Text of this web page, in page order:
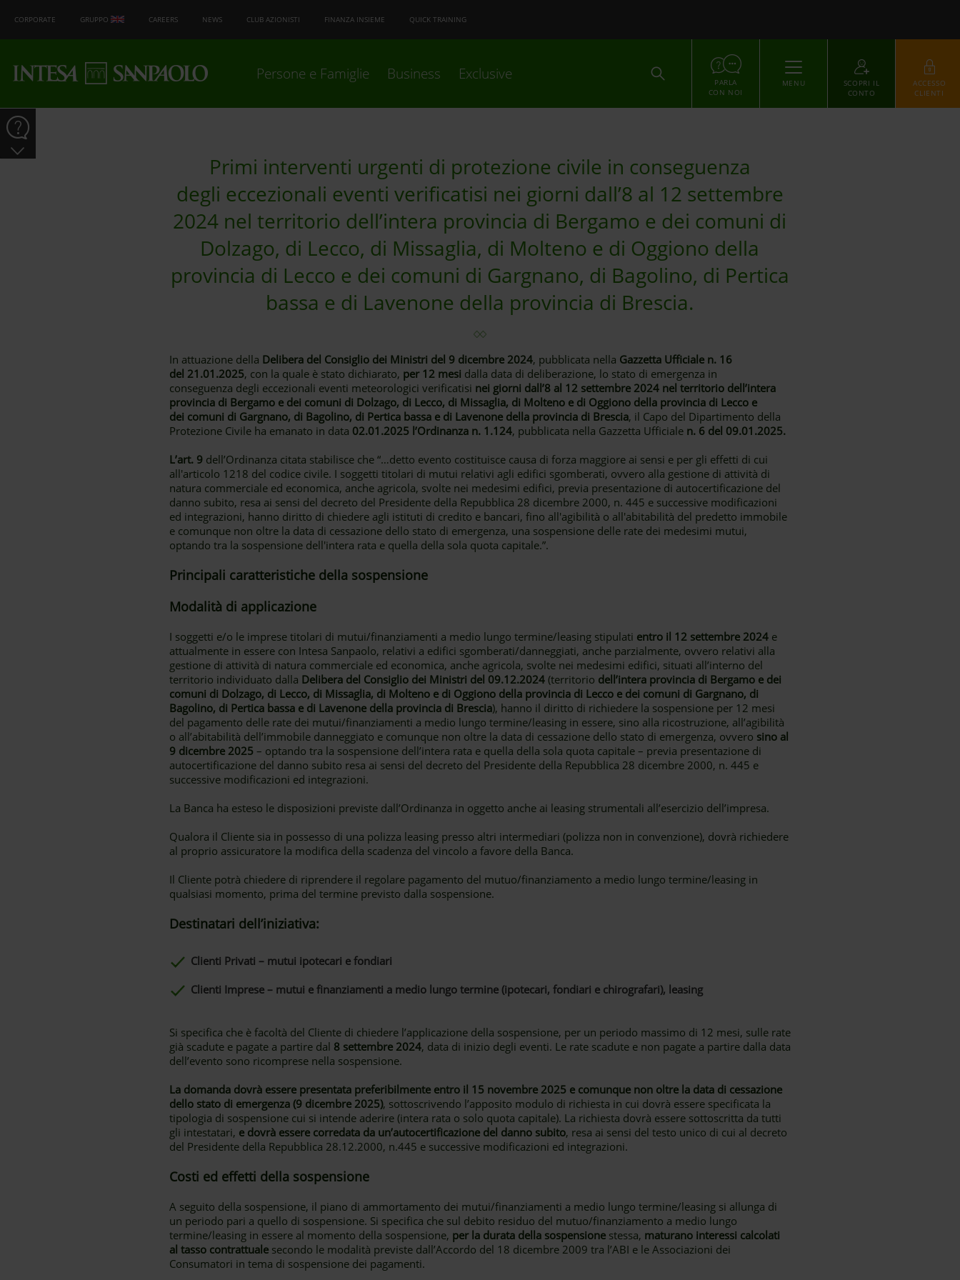
CORPORATE GRUPPO CAREERS NEWS CLUB AZIONISTI FINANZA INSIEME QUICK TRAINING
Persone e Famiglie Business Exclusive ACCEDI
PARLA
CON NOI
MENU
SCOPRI IL
CONTO
ACCESSO
CLIENTI
Primi interventi urgenti di protezione civile in conseguenza
degli eccezionali eventi verificatisi nei giorni dall’8 al 12 settembre
2024 nel territorio dell’intera provincia di Bergamo e dei comuni di
Dolzago, di Lecco, di Missaglia, di Molteno e di Oggiono della
provincia di Lecco e dei comuni di Gargnano, di Bagolino, di Pertica
bassa e di Lavenone della provincia di Brescia.
In attuazione della Delibera del Consiglio dei Ministri del 9 dicembre 2024, pubblicata nella Gazzetta Ufficiale n. 16
del 21.01.2025, con la quale è stato dichiarato, per 12 mesi dalla data di deliberazione, lo stato di emergenza in
conseguenza degli eccezionali eventi meteorologici verificatisi nei giorni dall’8 al 12 settembre 2024 nel territorio dell’intera
provincia di Bergamo e dei comuni di Dolzago, di Lecco, di Missaglia, di Molteno e di Oggiono della provincia di Lecco e
dei comuni di Gargnano, di Bagolino, di Pertica bassa e di Lavenone della provincia di Brescia, il Capo del Dipartimento della
Protezione Civile ha emanato in data 02.01.2025 l’Ordinanza n. 1.124, pubblicata nella Gazzetta Ufficiale n. 6 del 09.01.2025.
L’art. 9dell’Ordinanza citata stabilisce che “…detto evento costituisce causa di forza maggiore ai sensi e per gli effetti di cui
all'articolo 1218 del codice civile. I soggetti titolari di mutui relativi agli edifici sgomberati, ovvero alla gestione di attività di
natura commerciale ed economica, anche agricola, svolte nei medesimi edifici, previa presentazione di autocertificazione del
danno subito, resa ai sensi del decreto del Presidente della Repubblica 28 dicembre 2000, n. 445 e successive modificazioni
ed integrazioni, hanno diritto di chiedere agli istituti di credito e bancari, fino all'agibilità o all'abitabilità del predetto immobile
e comunque non oltre la data di cessazione dello stato di emergenza, una sospensione delle rate dei medesimi mutui,
optando tra la sospensione dell'intera rata e quella della sola quota capitale.”.
Principali caratteristiche della sospensione
Modalità di applicazione
I soggetti e/o le imprese titolari di mutui/finanziamenti a medio lungo termine/leasing stipulati entro il 12 settembre 2024e
attualmente in essere con Intesa Sanpaolo, relativi a edifici sgomberati/danneggiati, anche parzialmente, ovvero relativi alla
gestione di attività di natura commerciale ed economica, anche agricola, svolte nei medesimi edifici, situati all’interno del
territorio individuato dalla Delibera del Consiglio dei Ministri del 09.12.2024(territorio dell’intera provincia di Bergamo e dei
comuni di Dolzago, di Lecco, di Missaglia, di Molteno e di Oggiono della provincia di Lecco e dei comuni di Gargnano, di
Bagolino, di Pertica bassa e di Lavenone della provincia di Brescia), hanno il diritto di richiedere la sospensione per 12 mesi
del pagamento delle rate dei mutui/finanziamenti a medio lungo termine/leasing in essere, sino alla ricostruzione, all’agibilità
o all’abitabilità dell’immobile danneggiato e comunque non oltre la data di cessazione dello stato di emergenza, ovvero sino al
9 dicembre 2025 – optando tra la sospensione dell’intera rata e quella della sola quota capitale – previa presentazione di
autocertificazione del danno subito resa ai sensi del decreto del Presidente della Repubblica 28 dicembre 2000, n. 445 e
successive modificazioni ed integrazioni.
La Banca ha esteso le disposizioni previste dall’Ordinanza in oggetto anche ai leasing strumentali all’esercizio dell’impresa.
Qualora il Cliente sia in possesso di una polizza leasing presso altri intermediari (polizza non in convenzione), dovrà richiedere
al proprio assicuratore la modifica della scadenza del vincolo a favore della Banca.
Il Cliente potrà chiedere di riprendere il regolare pagamento del mutuo/finanziamento a medio lungo termine/leasing in
qualsiasi momento, prima del termine previsto dalla sospensione.
Destinatari dell’iniziativa:
Clienti Privati – mutui ipotecari e fondiari
Clienti Imprese – mutui e finanziamenti a medio lungo termine (ipotecari, fondiari e chirografari), leasing
Si specifica che è facoltà del Cliente di chiedere l’applicazione della sospensione, per un periodo massimo di 12 mesi, sulle rate
già scadute e pagate a partire dal 8 settembre 2024, data di inizio degli eventi. Le rate scadute e non pagate a partire dalla data
dell’evento sono ricomprese nella sospensione.
La domanda dovrà essere presentata preferibilmente entro il 15 novembre 2025 e comunque non oltre la data di cessazione
dello stato di emergenza (9 dicembre 2025), sottoscrivendo l’apposito modulo di richiesta in cui dovrà essere specificata la
tipologia di sospensione cui si intende aderire (intera rata o solo quota capitale). La richiesta dovrà essere sottoscritta da tutti
gli intestatari, e dovrà essere corredata da un’autocertificazione del danno subito, resa ai sensi del testo unico di cui al decreto
del Presidente della Repubblica 28.12.2000, n.445 e successive modificazioni ed integrazioni.
Costi ed effetti della sospensione
A seguito della sospensione, il piano di ammortamento dei mutui/finanziamenti a medio lungo termine/leasing si allunga di
un periodo pari a quello di sospensione. Si specifica che sul debito residuo del mutuo/finanziamento a medio lungo
termine/leasing in essere al momento della sospensione, per la durata della sospensionestessa, maturano interessi calcolati
al tasso contrattualesecondo le modalità previste dall’Accordo del 18 dicembre 2009 tra l’ABI e le Associazioni dei
Consumatori in tema di sospensione dei pagamenti.